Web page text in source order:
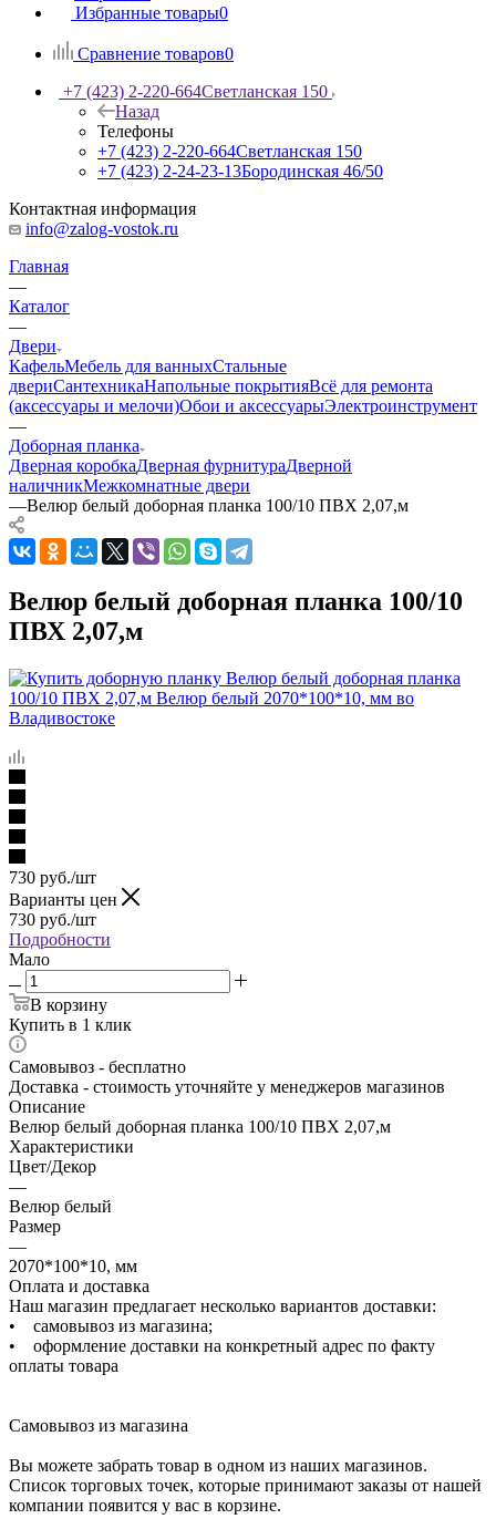
Избранные товары0
Сравнение товаров0
+7 (423) 2-220-664Светланская 150
Назад
Телефоны
+7 (423) 2-220-664Светланская 150
+7 (423) 2-24-23-13Бородинская 46/50
Контактная информация
info@zalog-vostok.ru
Главная
—
Каталог
—
Двери
КафельМебель для ванныхСтальные
двериСантехникаНапольные покрытияВсё для ремонта
(аксессуары и мелочи)Обои и аксессуарыЭлектроинструмент
—
Доборная планка
Дверная коробкаДверная фурнитураДверной
наличникМежкомнатные двери
—Велюр белый доборная планка 100/10 ПВХ 2,07,м
Велюр белый доборная планка 100/10
ПВХ 2,07,м
730 руб./шт
Варианты цен
730 руб./шт
Подробности
Мало
В корзину
Купить в 1 клик
Самовывоз - бесплатно
Доставка - стоимость уточняйте у менеджеров магазинов
Описание
Велюр белый доборная планка 100/10 ПВХ 2,07,м
Характеристики
Цвет/Декор
—
Велюр белый
Размер
—
2070*100*10, мм
Оплата и доставка
Наш магазин предлагает несколько вариантов доставки:
• самовывоз из магазина;
• оформление доставки на конкретный адрес по факту
оплаты товара
Самовывоз из магазина
Вы можете забрать товар в одном из наших магазинов.
Список торговых точек, которые принимают заказы от нашей
компании появится у вас в корзине.